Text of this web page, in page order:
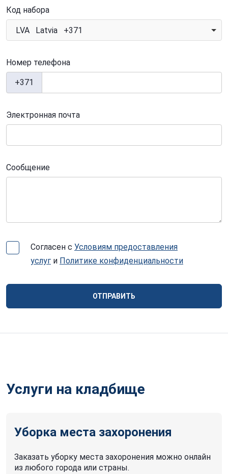
Код набора
LVA Latvia +371
Номер телефона
+371
Электронная почта
Сообщение
Согласен с Условиям предоставления
услуг и Политике конфиденциальности
ОТПРАВИТЬ
Услуги на кладбище
Уборка места захоронения
Заказать уборку места захоронения можно онлайн
из любого города или страны.